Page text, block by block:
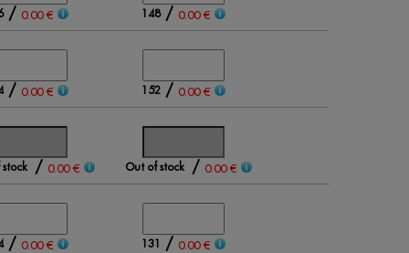
/ 0.00 € 148/ 0.00 €
/ 0.00 € 152/ 0.00 €
/ 0.00 € Out of stock / 0.00 €
/ 0.00 € 131 / 0.00 €